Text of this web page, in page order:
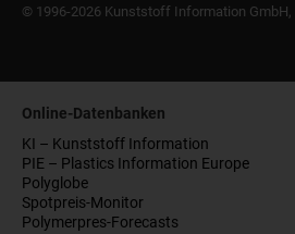
© 1996-2026 Kunststoff Information GmbH,
Online-Datenbanken
KI – Kunststoff Information
PIE – Plastics Information Europe
Polyglobe
Spotpreis-Monitor
Polymerpres-Forecasts